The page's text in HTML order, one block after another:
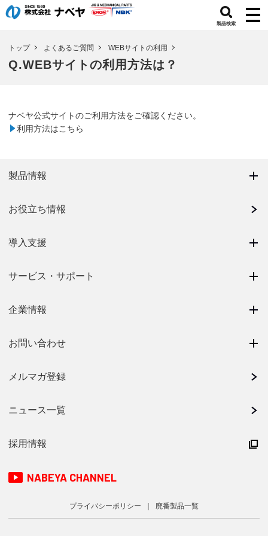
製品検索
トップ よくあるご質問 WEBサイトの利用
Q.WEBサイトの利用方法は？
ナベヤ公式サイトのご利用方法をご確認ください。
利用方法はこちら
製品情報
お役立ち情報
導入支援
サービス・サポート
企業情報
お問い合わせ
メルマガ登録
ニュース一覧
採用情報
NABEYA CHANNEL
プライバシーポリシー 廃番製品一覧